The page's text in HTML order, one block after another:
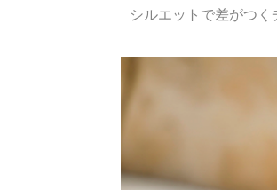
シルエットで差がつ